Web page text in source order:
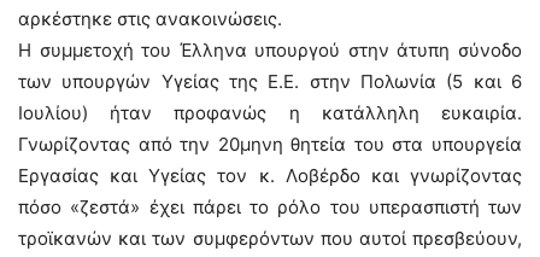
αρκέστηκε στις ανακοινώσεις.
Η συμμετοχή του Έλληνα υπουργού στην άτυπη σύνοδο
των υπουργών Υγείας της Ε.Ε. στην Πολωνία (5 και 6
Ιουλίου) ήταν προφανώς η κατάλληλη ευκαιρία.
Γνωρίζοντας από την 20μηνη θητεία του στα υπουργεία
Εργασίας και Υγείας τον κ. Λοβέρδο και γνωρίζοντας
πόσο «ζεστά» έχει πάρει το ρόλο του υπερασπιστή των
τροϊκανών και των συμφερόντων που αυτοί πρεσβεύουν,